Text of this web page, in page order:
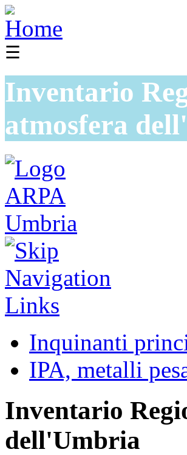
☰
Inventario
atmosfera
Inquinanti
IPA, metalli
Inventario
dell'Umbria